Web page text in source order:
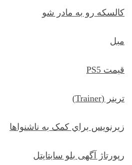
کالسکه رو به مادر شو
مبل
قیمت PS5
ترينر (Trainer)
زيرنويس براي کمک به ناشنواها
رپورتاژ آگهی بلو سابتایتل